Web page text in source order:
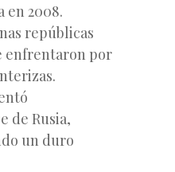
en 2008.
repúblicas
enfrentaron por
de Rusia,
un duro